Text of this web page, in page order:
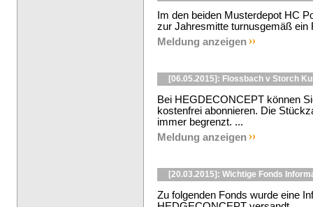
Im den beiden Musterdepot HC
zur Jahresmitte turnusgemäß ein
Meldung anzeigen
[06.05.2015]: Flossbach v Storch
Bei HEGDECONCEPT können
kostenfrei abonnieren. Die
immer begrenzt. ...
Meldung anzeigen
[20.03.2015]: Wichtige Fonds
Zu folgenden Fonds wurde eine